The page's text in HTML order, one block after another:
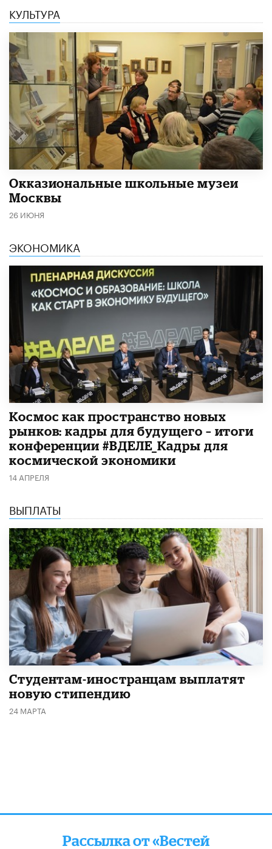
КУЛЬТУРА
​Окказиональные школьные музеи
Москвы
26 ИЮНЯ
ЭКОНОМИКА
Космос как пространство новых
рынков: кадры для будущего – итоги
конференции #ВДЕЛЕ_Кадры для
космической экономики
14 АПРЕЛЯ
ВЫПЛАТЫ
Студентам-иностранцам выплатят
новую стипендию
24 МАРТА
Рассылка от «Вестей